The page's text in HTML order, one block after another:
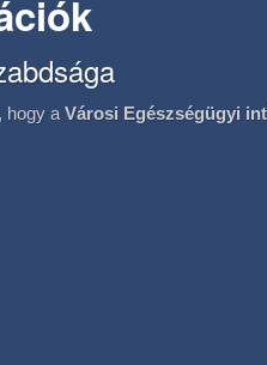
hogy a Városi Egészségügyi